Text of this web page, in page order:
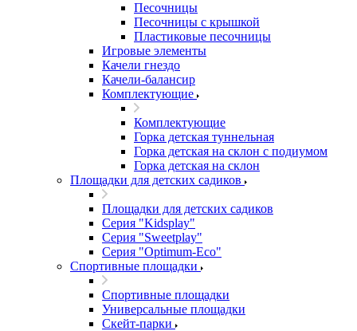
Песочницы
Песочницы с крышкой
Пластиковые песочницы
Игровые элементы
Качели гнездо
Качели-балансир
Комплектующие
Комплектующие
Горка детская туннельная
Горка детская на склон с подиумом
Горка детская на склон
Площадки для детских садиков
Площадки для детских садиков
Серия "Kidsplay"
Серия "Sweetplay"
Серия "Оptimum-Еco"
Спортивные площадки
Спортивные площадки
Универсальные площадки
Скейт-парки